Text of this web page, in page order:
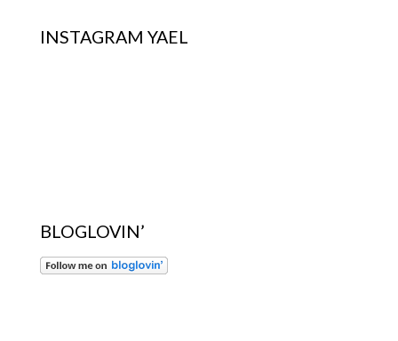
INSTAGRAM YAEL
BLOGLOVIN’